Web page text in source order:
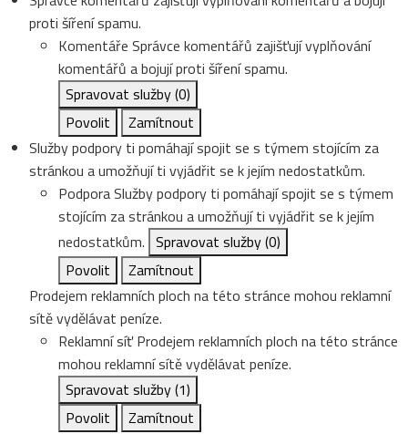
proti šíření spamu.
Komentáře Správce komentářů zajišťují vyplňování
komentářů a bojují proti šíření spamu.
Spravovat služby(0)
Povolit
Zamítnout
Služby podpory ti pomáhají spojit se s týmem stojícím za
stránkou a umožňují ti vyjádřit se k jejím nedostatkům.
PodporaSlužby podpory ti pomáhají spojit se s týmem
stojícím za stránkou a umožňují ti vyjádřit se k jejím
nedostatkům. Spravovat služby(0)
Povolit
Zamítnout
Prodejem reklamních ploch na této stránce mohou reklamní
sítě vydělávat peníze.
Reklamní síť Prodejem reklamních ploch na této stránce
mohou reklamní sítě vydělávat peníze.
Spravovat služby(1)
Povolit
Zamítnout